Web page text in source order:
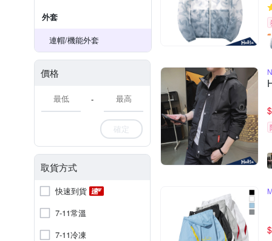
外套
連帽/​機​能​外套
價格
-
確定
取貨方式
快速到貨
7-11常溫
7-11冷凍
$
$